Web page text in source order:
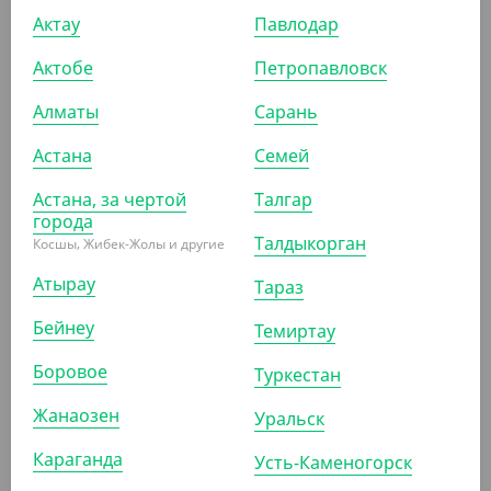
Контейнер прямоугольный, 500 мл, 108*82*106 мм,
Упакс Юнити
УП (100)
ПОКАЗАТЬ ЕЩЁ
ПОХОЖИЕ ТОВАРЫ
АРТ. 2103611
-9%
Актау
Актобе
Алматы
Астана
Астана, за чертой
города
Косшы, Жибек-Жолы и другие
Атырау
Бейнеу
Боровое
Жанаозен
Караганда
Павлодар
Петропавловск
Сарань
Семей
Талгар
Талдыкорган
Тараз
Темиртау
Туркестан
Уральск
Усть-Каменогорск